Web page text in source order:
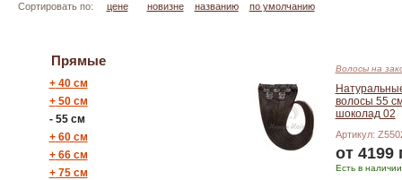
Сортировать по: цене новизне названию по умолчанию
Прямые
+40 см
+50 см
-55 см
+60 см
+66 см
+75 см
Волосы на
волосы 55
шоколад 02
Артикул:
от 4199
Есть в наличии